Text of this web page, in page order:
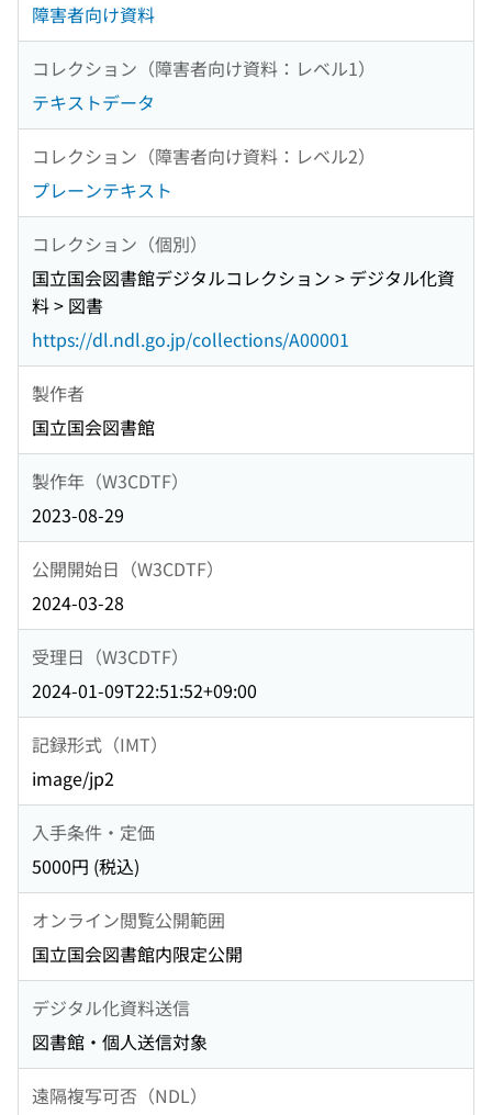
障害者向け資料
コレクション（障害者向け資料：レベル1）
テキストデータ
コレクション（障害者向け資料：レベル2）
プレーンテキスト
コレクション（個別）
国立国会図書館デジタルコレクション > デジタル化資
料 > 図書
https://dl.ndl.go.jp/collections/A00001
製作者
国立国会図書館
製作年（W3CDTF）
2023-08-29
公開開始日（W3CDTF）
2024-03-28
受理日（W3CDTF）
2024-01-09T22:51:52+09:00
記録形式（IMT）
image/jp2
入手条件・定価
5000円 (税込)
オンライン閲覧公開範囲
国立国会図書館内限定公開
デジタル化資料送信
図書館・個人送信対象
遠隔複写可否（NDL）